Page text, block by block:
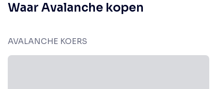
Waar Avalanche kopen
AVALANCHE KOERS